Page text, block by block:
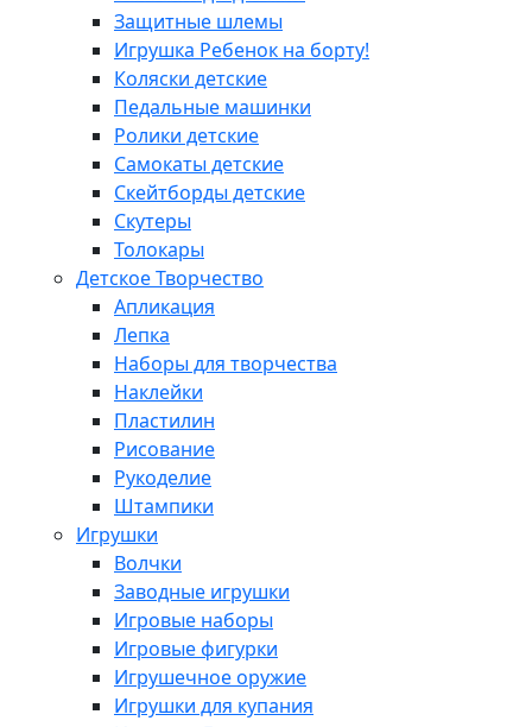
Защитные шлемы
Игрушка Ребенок на борту!
Коляски детские
Педальные машинки
Ролики детские
Самокаты детские
Скейтборды детские
Скутеры
Толокары
Детское Творчество
Апликация
Лепка
Наборы для творчества
Наклейки
Пластилин
Рисование
Рукоделие
Штампики
Игрушки
Волчки
Заводные игрушки
Игровые наборы
Игровые фигурки
Игрушечное оружие
Игрушки для купания